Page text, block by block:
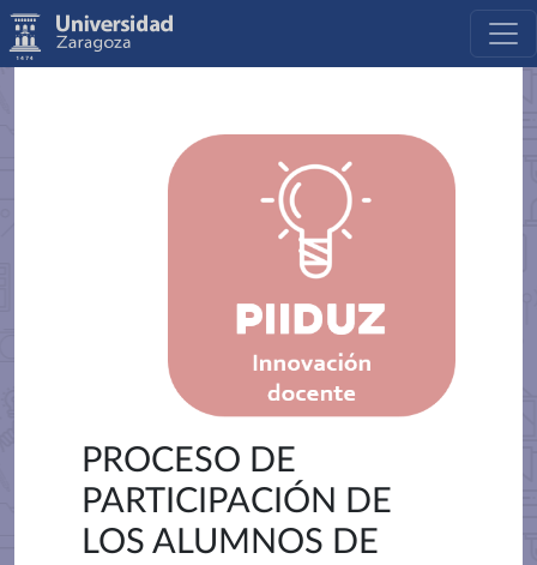
PROCESO DE
PARTICIPACIÓN DE
LOS ALUMNOS DE